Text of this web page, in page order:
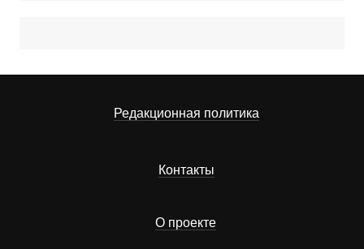
Редакционная политика
Контакты
О проекте